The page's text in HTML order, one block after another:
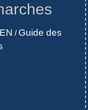
/ Guide des